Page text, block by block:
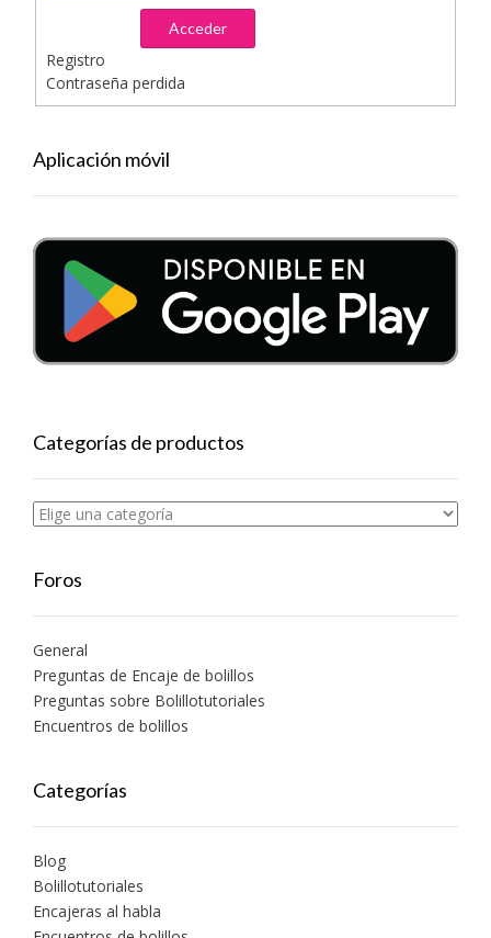
Acceder
Registro
Contraseña perdida
Aplicación móvil
Categorías de productos
Foros
General
Preguntas de Encaje de bolillos
Preguntas sobre Bolillotutoriales
Encuentros de bolillos
Categorías
Blog
Bolillotutoriales
Encajeras al habla